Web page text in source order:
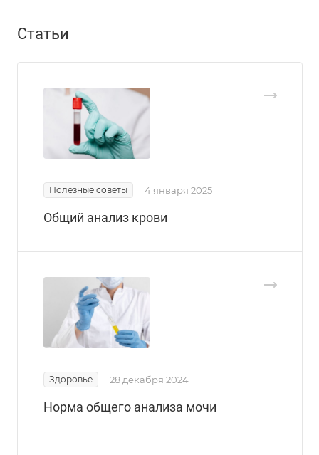
Статьи
Полезные советы 4 января 2025
Общий анализ крови
Здоровье 28 декабря 2024
Норма общего анализа мочи